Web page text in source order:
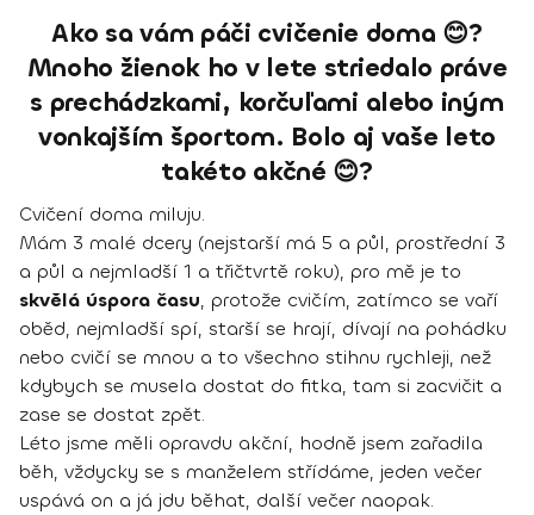
Ako sa vám páči cvičenie doma 😊?
Mnoho žienok ho v lete striedalo práve
s prechádzkami, korčuľami alebo iným
vonkajším športom. Bolo aj vaše leto
takéto akčné 😊?
Cvičení doma miluju.
Mám 3 malé dcery (nejstarší má 5 a půl, prostřední 3
a půl a nejmladší 1 a třičtvrtě roku), pro mě je to
skvělá úspora času, protože cvičím, zatímco se vaří
oběd, nejmladší spí, starší se hrají, dívají na pohádku
nebo cvičí se mnou a to všechno stihnu rychleji, než
kdybych se musela dostat do fitka, tam si zacvičit a
zase se dostat zpět.
Léto jsme měli opravdu akční, hodně jsem zařadila
běh, vždycky se s manželem střídáme, jeden večer
uspává on a já jdu běhat, další večer naopak.